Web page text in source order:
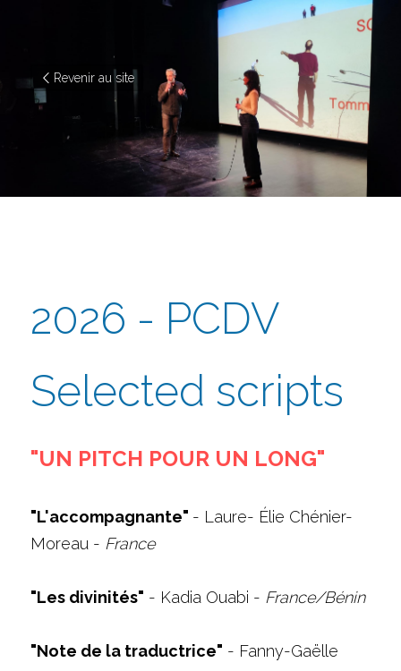
Revenir au site
2026 - PCDV
Selected scripts
"UN PITCH POUR UN LONG"
"L'accompagnante" - Laure- Élie Chénier-
Moreau - France
"Les divinités" - Kadia Ouabi - France/Bénin
"Note de la traductrice" - Fanny-Gaëlle